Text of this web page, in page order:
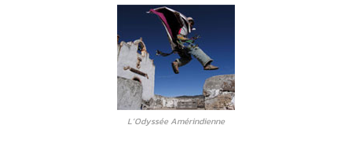
L’Odyssée Amérindienne